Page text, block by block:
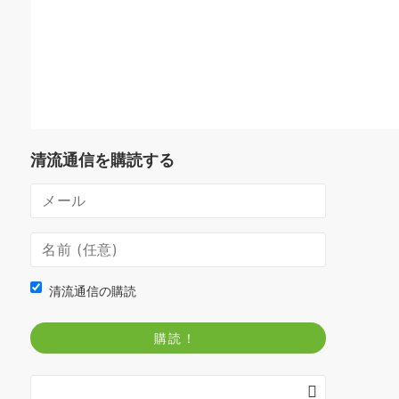
清流通信を購読する
清流通信の購読